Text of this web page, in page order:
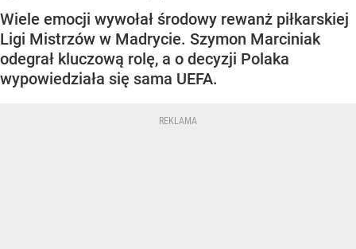
Wiele emocji wywołał środowy rewanż piłkarskiej
Ligi Mistrzów w Madrycie. Szymon Marciniak
odegrał kluczową rolę, a o decyzji Polaka
wypowiedziała się sama UEFA.